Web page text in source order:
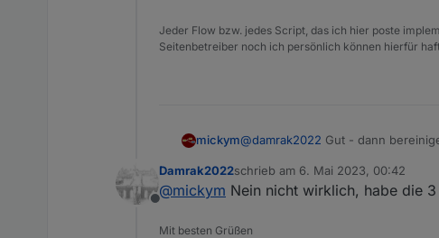
Jeder Flow bzw. jedes Script, das ich hier poste
Seitenbetreiber noch ich persönlich können hierfür
mickym@damrak2022 Gut - dann
Brauchen wir ein topic, eine
Offline
Damrak2022schrieb am 6. Mai 2023, 00:42
zuletzt editiert von
@mickym Nein nicht wirklich, habe die
Mit besten Grüßen